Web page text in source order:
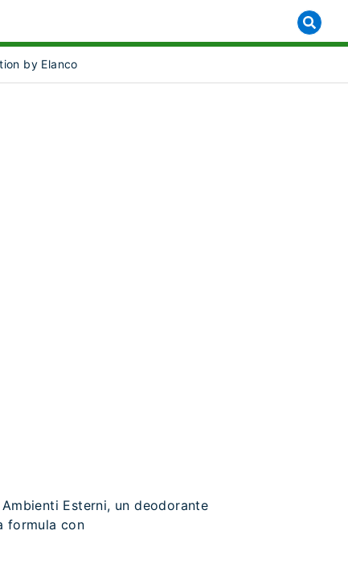
for [object Object]
by Elanco
Esterni, un deodorante
formula con